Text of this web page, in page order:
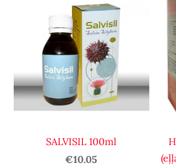
SALVISIL 100ml
€10.05